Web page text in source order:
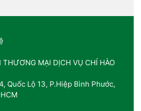
THƯƠNG MẠI DỊCH VỤ CHÍ HÀO
Quốc Lộ 13, P.Hiệp Bình Phước,